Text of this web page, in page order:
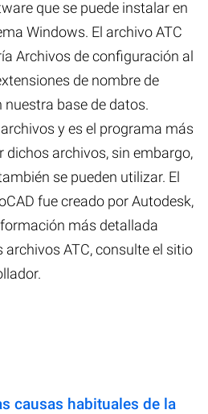
que se puede instalar en
Windows. El archivo ATC
Archivos de configuración al
de nombre de
base de datos.
y es el programa más
dichos archivos, sin embargo,
se pueden utilizar. El
fue creado por Autodesk,
más detallada
ATC, consulte el sitio
causas habituales de la